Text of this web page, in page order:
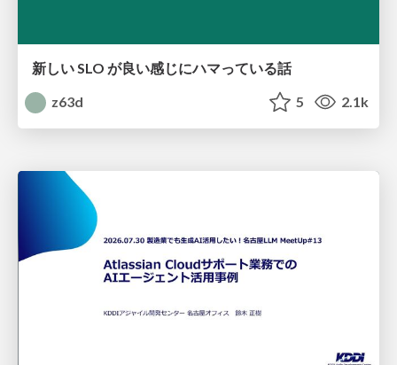
新しい SLO が良い感じにハマっている話
z63d
5 2.1k